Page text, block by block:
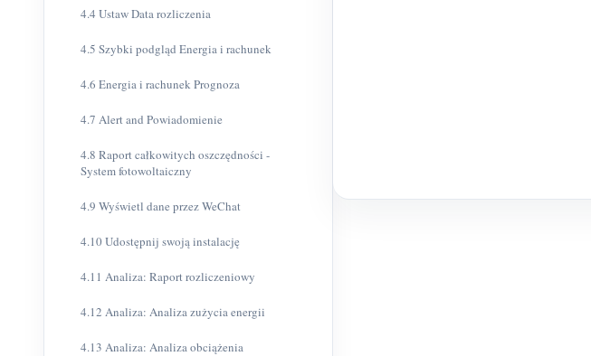
4.4 Ustaw Data rozliczenia
4.5 Szybki podgląd Energia i rachunek
4.6 Energia i rachunek Prognoza
4.7 Alert and Powiadomienie
4.8 Raport całkowitych oszczędności -
System fotowoltaiczny
4.9 Wyświetl dane przez WeChat
4.10 Udostępnij swoją instalację
4.11 Analiza: Raport rozliczeniowy
4.12 Analiza: Analiza zużycia energii
4.13 Analiza: Analiza obciążenia